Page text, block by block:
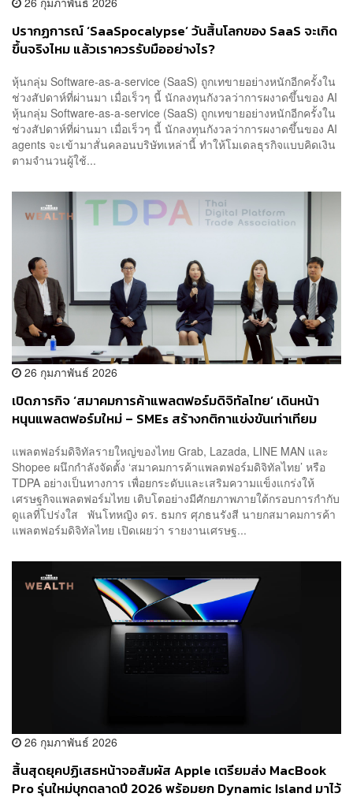
ปรากฏการณ์ ‘SaaSpocalypse’ วันสิ้นโลกของ SaaS จะเกิด
ขึ้นจริงไหม แล้วเราควรรับมืออย่างไร?
หุ้นกลุ่ม Software-as-a-service (SaaS) ถูกเทขายอย่างหนักอีกครั้งใน
ช่วงสัปดาห์ที่ผ่านมา เมื่อเร็วๆ นี้ นักลงทุนกังวลว่าการผงาดขึ้นของ AI
หุ้นกลุ่ม Software-as-a-service (SaaS) ถูกเทขายอย่างหนักอีกครั้งใน
ช่วงสัปดาห์ที่ผ่านมา เมื่อเร็วๆ นี้ นักลงทุนกังวลว่าการผงาดขึ้นของ AI
agents จะเข้ามาสั่นคลอนบริษัทเหล่านี้ ทำให้โมเดลธุรกิจแบบคิดเงิน
ตามจำนวนผู้ใช้...
26 กุมภาพันธ์ 2026
เปิดภารกิจ ‘สมาคมการค้าแพลตฟอร์มดิจิทัลไทย’ เดินหน้า
หนุนแพลตฟอร์มใหม่ – SMEs สร้างกติกาแข่งขันเท่าเทียม
แพลตฟอร์มดิจิทัลรายใหญ่ของไทย Grab, Lazada, LINE MAN และ
Shopee ผนึกกำลังจัดตั้ง ‘สมาคมการค้าแพลตฟอร์มดิจิทัลไทย’ หรือ
TDPA อย่างเป็นทางการ เพื่อยกระดับและเสริมความแข็งแกร่งให้
เศรษฐกิจแพลตฟอร์มไทย เติบโตอย่างมีศักยภาพภายใต้กรอบการกำกับ
ดูแลที่โปร่งใส พันโทหญิง ดร. ธมกร ศุภธนรังสี นายกสมาคมการค้า
แพลตฟอร์มดิจิทัลไทย เปิดเผยว่า รายงานเศรษฐ...
26 กุมภาพันธ์ 2026
สิ้นสุดยุคปฏิเสธหน้าจอสัมผัส Apple เตรียมส่ง MacBook
Pro รุ่นใหม่บุกตลาดปี 2026 พร้อมยก Dynamic Island มาไว้